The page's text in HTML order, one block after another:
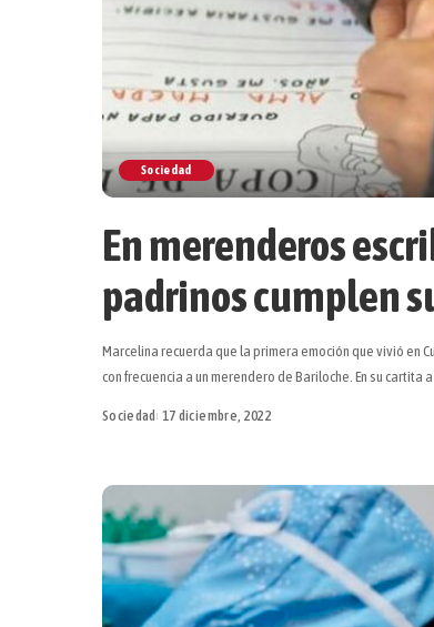
Sociedad
En merenderos
padrinos cumplen
Marcelina recuerda que la primera emoción que vivió en
con frecuencia a un merendero de Bariloche. En su
Sociedad 17 diciembre, 2022